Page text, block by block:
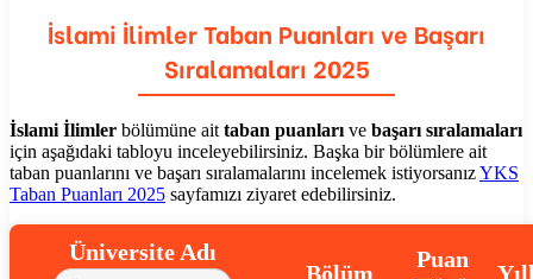
İslami İlimlerTaban Puanları ve Başarı
Sıralamaları 2025
İslami İlimler bölümüne ait taban puanları ve başarı sıralamaları
için aşağıdaki tabloyu inceleyebilirsiniz. Başka bir bölümlere ait
taban puanlarını ve başarı sıralamalarını incelemek istiyorsanızYKS
Taban Puanları 2025 sayfamızı ziyaret edebilirsiniz.
Üniversite Adı
Bölüm
Puan